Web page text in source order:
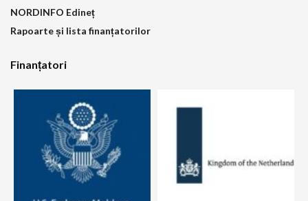
NORDINFO Edineț
Rapoarte și lista finanțatorilor
Finanțatori